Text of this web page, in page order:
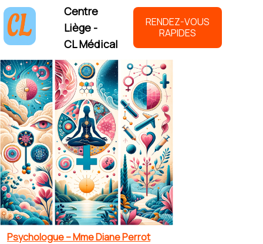
Centre
Liège -
CL Médical
RENDEZ-VOUS
RAPIDES
Psychologue – Mme Diane Perrot